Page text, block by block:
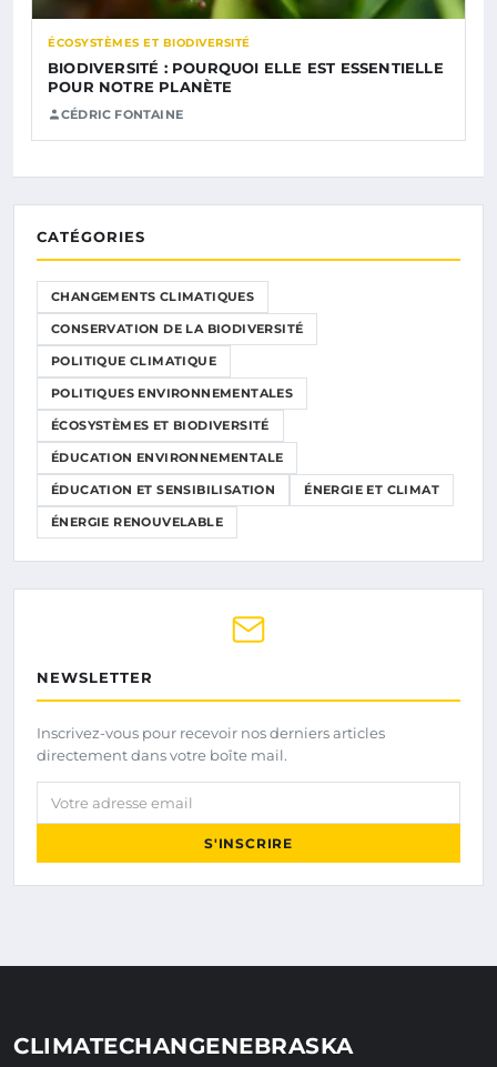
ÉCOSYSTÈMES ET BIODIVERSITÉ
BIODIVERSITÉ : POURQUOI ELLE EST ESSENTIELLE
POUR NOTRE PLANÈTE
CÉDRIC FONTAINE
CATÉGORIES
CHANGEMENTS CLIMATIQUES
CONSERVATION DE LA BIODIVERSITÉ
POLITIQUE CLIMATIQUE
POLITIQUES ENVIRONNEMENTALES
ÉCOSYSTÈMES ET BIODIVERSITÉ
ÉDUCATION ENVIRONNEMENTALE
ÉDUCATION ET SENSIBILISATION ÉNERGIE ET CLIMAT
ÉNERGIE RENOUVELABLE
NEWSLETTER
Inscrivez-vous pour recevoir nos derniers articles
directement dans votre boîte mail.
Votre adresse email
S'INSCRIRE
CLIMATECHANGENEBRASKA